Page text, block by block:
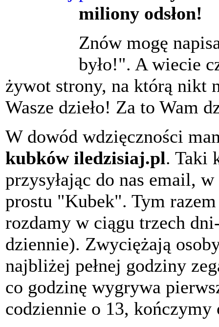
miliony odsłon!
Znów mogę
było!". A wiecie
żywot strony, na którą nikt
Wasze dzieło! Za to Wam
W dowód wdzięczności
kubków iledzisiaj.pl. Taki
przysyłając do nas email,
prostu "Kubek". Tym
rozdamy w ciągu trzech
dziennie). Zwyciężają
najbliżej pełnej godziny
co godzinę wygrywa
codziennie o 13,